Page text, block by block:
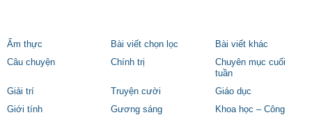
Ẩm thực Bài viết chọn lọc
Bài viết khác
Câu chuyện
Chính trị
Chuyên mục cuối
tuần
Giải trí
Truyện cười
Giáo dục
Giới tính
Gương sáng
Khoa học – Công